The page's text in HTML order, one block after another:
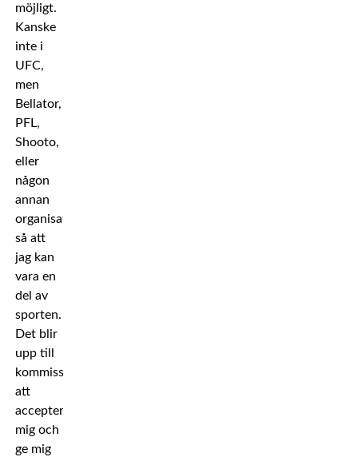
möjligt.
Kanske
inte i
UFC,
men
Bellator,
PFL,
Shooto,
eller
någon
annan
organisation,
så att
jag kan
vara en
del av
sporten.
Det blir
upp till
kommissionerna
att
acceptera
mig och
ge mig